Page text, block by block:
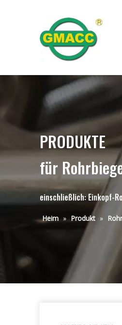
PRODUKTE
für
einschließlich: Einkopf-
Heim » Produkt »